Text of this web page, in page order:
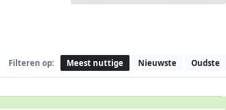
Filteren op: Meest nuttige Nieuwste Oudste